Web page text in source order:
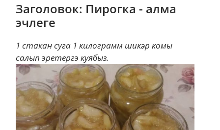
Заголовок: Пирогка - алма
эчлеге
1 стакан суга 1 килограмм шикәр комы
салып эретергэ куябыз.